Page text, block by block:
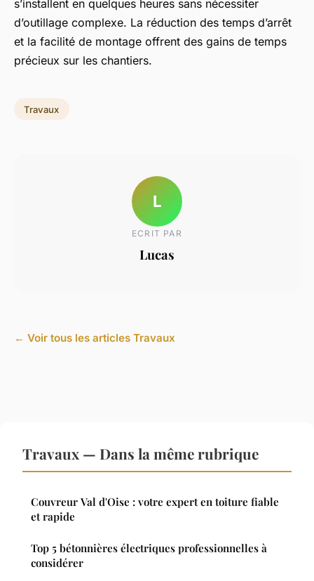
s’installent en quelques heures sans nécessiter
d’outillage complexe. La réduction des temps d’arrêt
et la facilité de montage offrent des gains de temps
précieux sur les chantiers.
Travaux
L
ECRIT PAR
Lucas
← Voir tous les articles Travaux
Travaux — Dans la même rubrique
Couvreur Val d'Oise : votre expert en toiture fiable
et rapide
Top 5 bétonnières électriques professionnelles à
considérer